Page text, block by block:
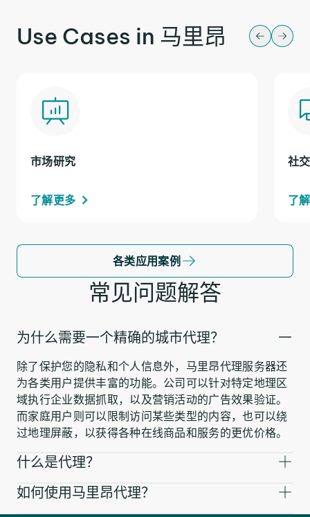
Use Cases in 马里昂
市场研究
了解更多
社
了
各类应用案例
常见问题解答
为什么需要一个精确的城市代理？
除了保护您的隐私和个人信息外，马里昂代理服务器还
为各类用户提供丰富的功能。公司可以针对特定地理区
域执行企业数据抓取，以及营销活动的广告效果验证。
而家庭用户则可以限制访问某些类型的内容，也可以绕
过地理屏蔽，以获得各种在线商品和服务的更优价格。
什么是代理？
如何使用马里昂代理？